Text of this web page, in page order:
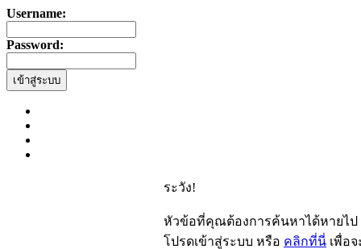
Username:
Password:
ระวัง!
หัวข้อที่คุณต้องการค้นหาได้หายไ
โปรดเข้าสู่ระบบ หรือ คลิกที่นี่ เพื่อ